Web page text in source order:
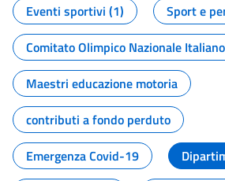
Eventi sportivi (1)
Sport e
Comitato Olimpico Nazionale Italiano
Maestri educazione motoria
contributi a fondo perduto
Emergenza Covid-19